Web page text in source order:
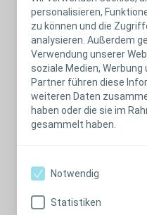
personalisieren,
zu können und die
analysieren. Außerdem
Verwendung unserer
soziale Medien, Werbung
Partner führen diese
weiteren Daten
haben oder die sie im
gesammelt haben.
Notwendig
Statistiken
Experten befragen.
Minderjährige
Die Anwender-Seiten
Minderjährige nutzen,
Dienste handelt und die
Nutzung zustimmen. Für
durch Minderjährigen
Übernahme der vollen
der Minderjährigen. Von